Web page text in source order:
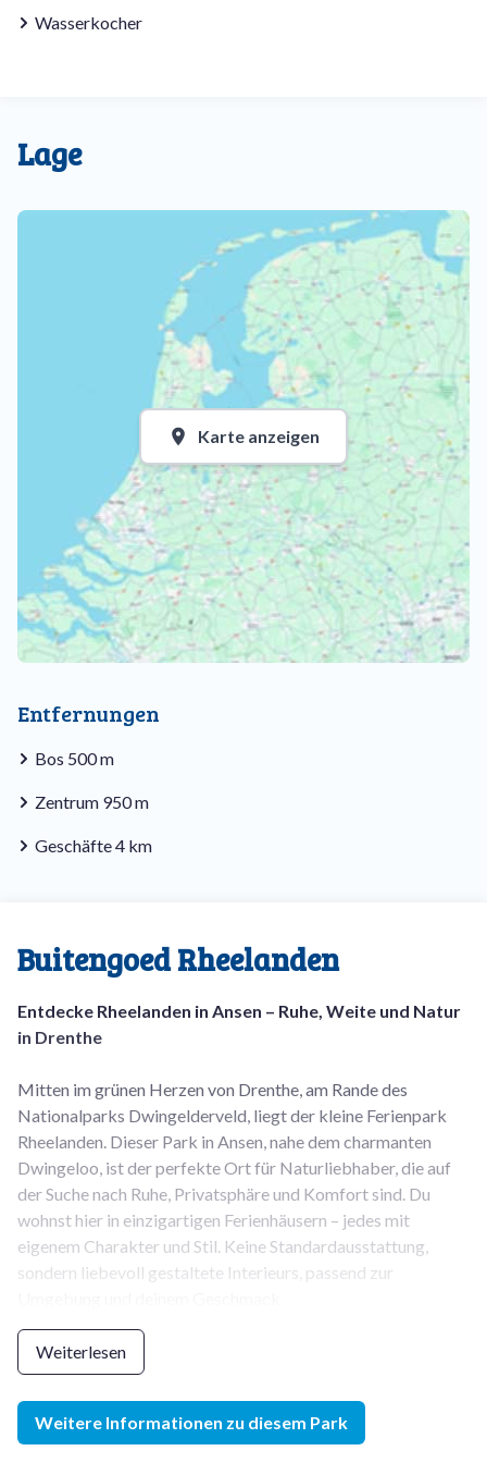
Wasserkocher
Lage
Karte anzeigen
Entfernungen
Bos 500 m
Zentrum 950 m
Geschäfte 4 km
Buitengoed Rheelanden
Entdecke Rheelanden in Ansen – Ruhe, Weite und Natur
in Drenthe
Mitten im grünen Herzen von Drenthe, am Rande des
Nationalparks Dwingelderveld, liegt der kleine Ferienpark
Rheelanden. Dieser Park in Ansen, nahe dem charmanten
Dwingeloo, ist der perfekte Ort für Naturliebhaber, die auf
der Suche nach Ruhe, Privatsphäre und Komfort sind. Du
wohnst hier in einzigartigen Ferienhäusern – jedes mit
eigenem Charakter und Stil. Keine Standardausstattung,
sondern liebevoll gestaltete Interieurs, passend zur
Einrichtungen im Park
- Einzigartige Ferienhäuser– jedes Haus hat eine
individuelle Einrichtung. Du wählst vorab dein Lieblingshaus
Weiterlesen
Weitere Informationen zu diesem Park